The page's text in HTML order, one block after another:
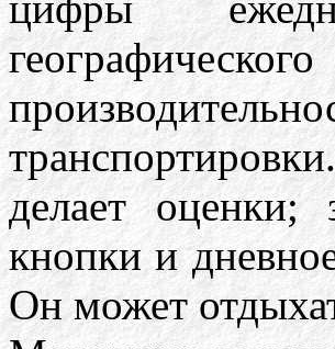
делает оценки;
кнопки и
Он может